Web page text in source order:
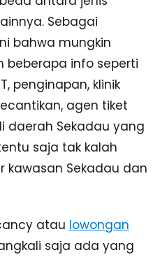
Sebagai
bahwa mungkin
beberapa info seperti
penginapan, klinik
agen tiket
daerah Sekadau yang
saja tak kalah
kawasan Sekadau dan
atau lowongan
saja ada yang